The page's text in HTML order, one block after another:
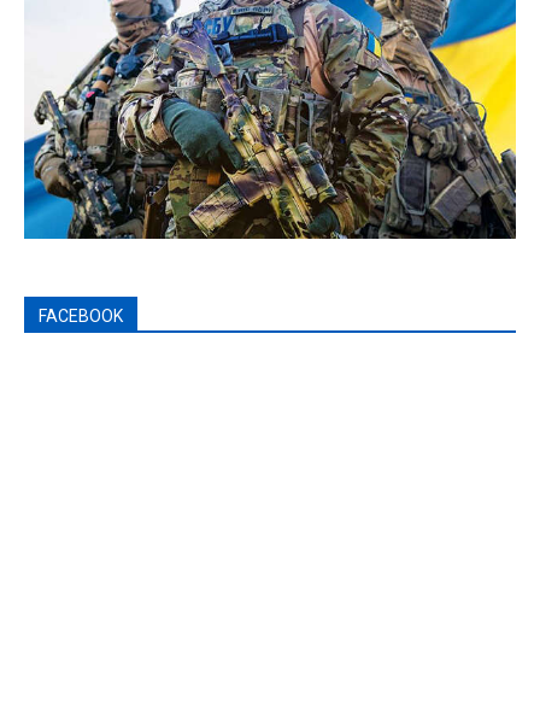
FACEBOOK